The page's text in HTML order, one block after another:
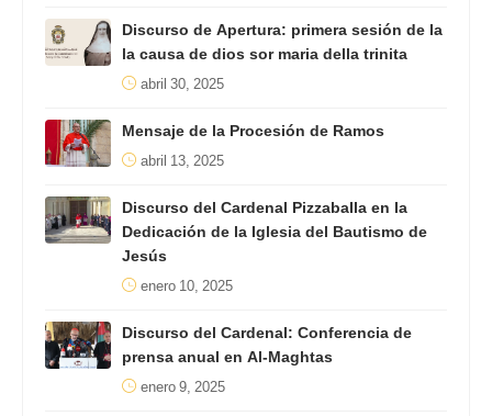
Discurso de Apertura: primera sesión de la
la causa de dios sor maria della trinita
abril 30, 2025
Mensaje de la Procesión de Ramos
abril 13, 2025
Discurso del Cardenal Pizzaballa en la
Dedicación de la Iglesia del Bautismo de
Jesús
enero 10, 2025
Discurso del Cardenal: Conferencia de
prensa anual en Al-Maghtas
enero 9, 2025